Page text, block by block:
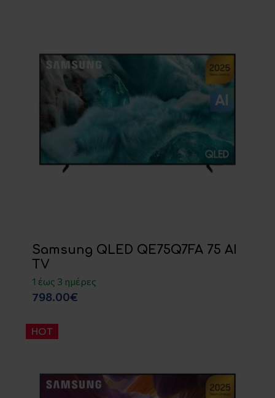
Samsung QLED QE75Q7FA 75 AI
TV
1 έως 3 ημέρες
798.00€
HOT